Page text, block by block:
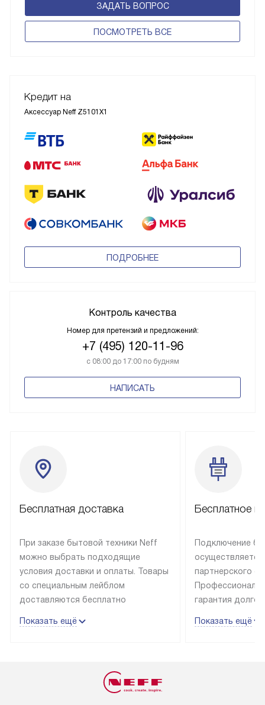
ЗАДАТЬ ВОПРОС
ПОCМОТРЕТЬ ВСЕ
Кредит на
Аксессуар Neff Z5101X1
ПОДРОБНЕЕ
Контроль качества
Номер для претензий и предложений:
+7 (495) 120-11-96
с 08:00 до 17:00 по будням
НАПИСАТЬ
Бесплатная доставка
При заказе бытовой техники Neff
можно выбрать подходящие
условия доставки и оплаты. Товары
со специальным лейблом
доставляются бесплатно
до подъезда, отдельная доставка
оплачивается дополнительно. Если
товар в наличии, он может быть
Показать ещё
Бесплатное
Подключение
партнерского
гарантия
и Санкт-
Показать ещё